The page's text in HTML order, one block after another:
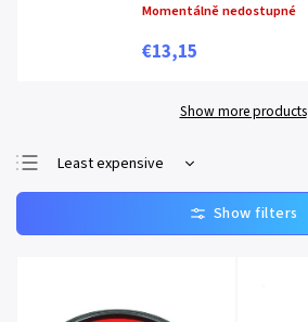
Momentálně nedostupné
€13,15
Show more products
Bestsellers
Least expensive
Most expensive